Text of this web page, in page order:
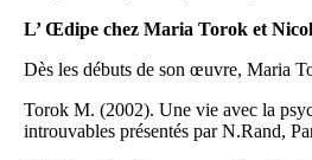
L’ Œdipe chez Maria Torok et
Dès les débuts de son œuvre, Maria
Torok M. (2002). Une vie avec la
introuvables présentés par N.Rand,